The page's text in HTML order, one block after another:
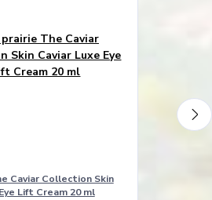
Caviar Collection Skin
Lift Cream 20 ml